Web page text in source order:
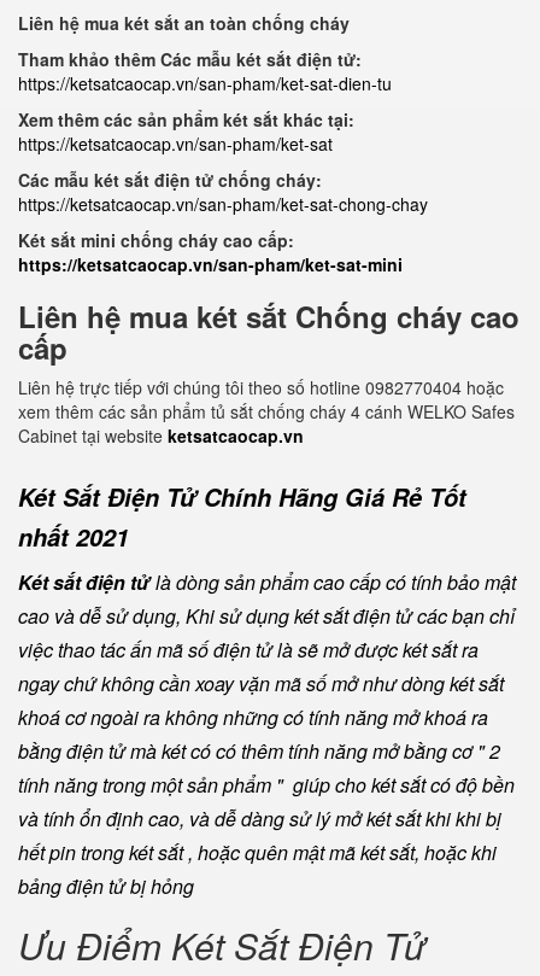
Liên hệ mua két sắt an toàn chống cháy
Tham khảo thêm Các mẫu két sắt điện tử:
https://ketsatcaocap.vn/san-pham/ket-sat-dien-tu
Xem thêm các sản phẩm két sắt khác tại:
https://ketsatcaocap.vn/san-pham/ket-sat
Các mẫu két sắt điện tử chống cháy:
https://ketsatcaocap.vn/san-pham/ket-sat-chong-chay
Két sắt mini chống cháy cao cấp:
https://ketsatcaocap.vn/san-pham/ket-sat-mini
Liên hệ mua két sắt Chống cháy cao
cấp
Liên hệ trực tiếp với chúng tôi theo số hotline 0982770404 hoặc
xem thêm các sản phẩm tủ sắt chống cháy 4 cánh WELKO Safes
Cabinet tại website ketsatcaocap.vn
Két Sắt Điện Tử Chính Hãng Giá Rẻ Tốt
nhất 2021
Két sắt điện tửlà dòng sản phẩm cao cấp có tính bảo mật
cao và dễ sử dụng, Khi sử dụng két sắt điện tử các bạn chỉ
việc thao tác ấn mã số điện tử là sẽ mở được két sắt ra
ngay chứ không cần xoay vặn mã số mở như dòng két sắt
khoá cơ ngoài ra không những có tính năng mở khoá ra
bằng điện tử mà két có có thêm tính năng mở bằng cơ " 2
tính năng trong một sản phẩm " giúp cho két sắt có độ bền
và tính ổn định cao, và dễ dàng sử lý mở két sắt khi khi bị
hết pin trong két sắt , hoặc quên mật mã két sắt, hoặc khi
bảng điện tử bị hỏng
Ưu Điểm Két Sắt Điện Tử